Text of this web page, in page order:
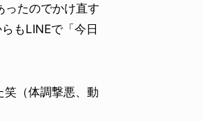
たのでかけ直す
もLINEで「今日
（体調撃悪、動